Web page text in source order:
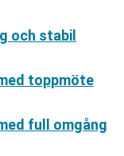
och stabil
toppmöte
full omgång